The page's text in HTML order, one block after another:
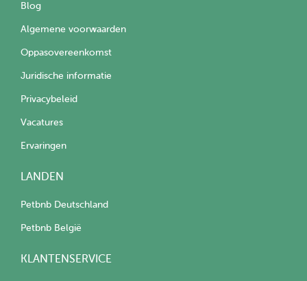
Blog
Algemene voorwaarden
Oppasovereenkomst
Juridische informatie
Privacybeleid
Vacatures
Ervaringen
LANDEN
Petbnb Deutschland
Petbnb België
KLANTENSERVICE